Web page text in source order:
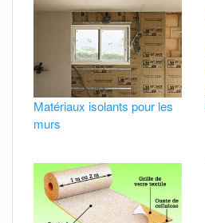
Matériaux isolants pour les
murs